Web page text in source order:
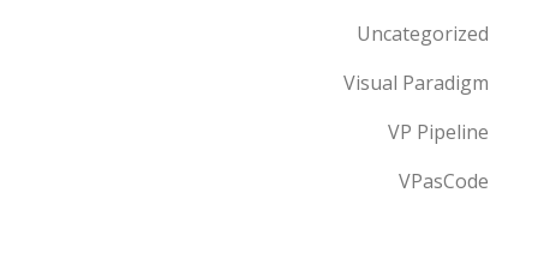
Uncategorized
Visual Paradigm
VP Pipeline
VPasCode